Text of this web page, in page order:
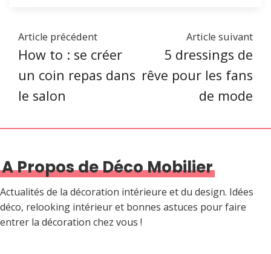
Article précédent
How to : se créer
un coin repas dans
le salon
Article suivant
5 dressings de
rêve pour les fans
de mode
A Propos de Déco Mobilier
Actualités de la décoration intérieure et du design. Idées
déco, relooking intérieur et bonnes astuces pour faire
entrer la décoration chez vous !